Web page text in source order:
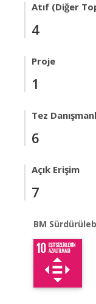
Atıf (Diğer
4
Proje
1
Tez
6
Açık Erişim
7
BM